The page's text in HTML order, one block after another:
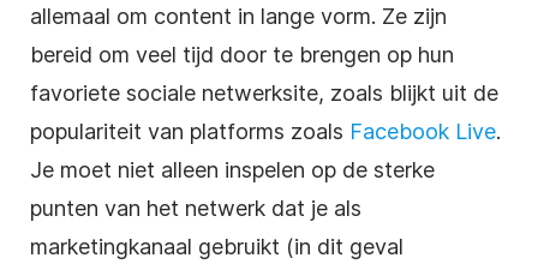
allemaal om content in lange vorm. Ze zijn
bereid om veel tijd door te brengen op hun
favoriete sociale netwerksite, zoals blijkt uit de
populariteit van platforms zoals Facebook Live.
Je moet niet alleen inspelen op de sterke
punten van het netwerk dat je als
marketingkanaal gebruikt (in dit geval